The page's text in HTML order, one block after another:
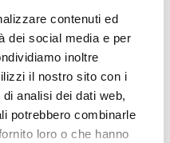
contenuti ed
dei social media e per
inoltre
il nostro sito con i
analisi dei dati web,
potrebbero combinarle
loro o che hanno